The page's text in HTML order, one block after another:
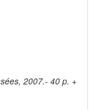
2007.- 40 p. +